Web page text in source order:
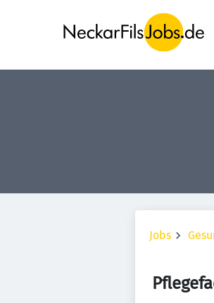
Jobs